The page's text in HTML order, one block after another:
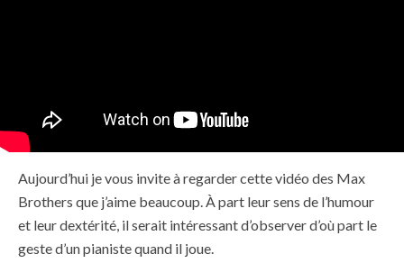
Aujourd’hui je vous invite à regarder cette vidéo des Max
Brothers que j’aime beaucoup. À part leur sens de l’humour
et leur dextérité, il serait intéressant d’observer d’où part le
geste d’un pianiste quand il joue.